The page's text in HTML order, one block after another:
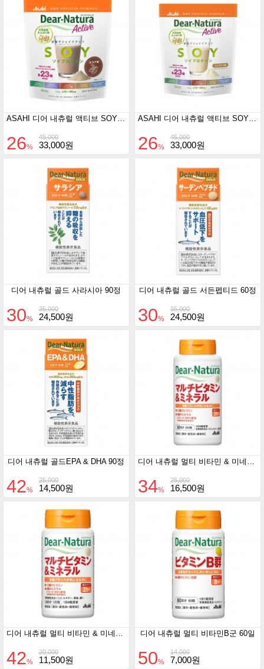
ASAHI 디어 내츄럴 액티브 SOY프로틴 코코아맛 360g
45,000
26% 33,000원
ASAHI 디어 내츄럴 액티브 SOY프로틴 카페오레맛 360g
45,000
26% 33,000원
디어 내츄럴 골드 사라시아 90정
35,000
30% 24,500원
디어 내츄럴 골드 서든펩티드 60정
35,000
30% 24,500원
디어 내츄럴 골드EPA & DHA 90정
25,000
42% 14,500원
디어 내츄럴 멀티 비타민 & 미네랄 50일분
25,000
34% 16,500원
디어 내츄럴 멀티 비타민 & 미네랄 30일분
20,000
42% 11,500원
디어 내츄럴 멀티 비타민B군 60일
14,000
50% 7,000원